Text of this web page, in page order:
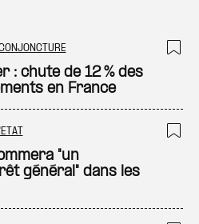
: chute de 12 % des
en France
"un
général" dans les